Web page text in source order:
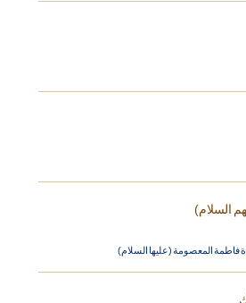
السلام)
فاطمة المعصومة (عليها السلام)